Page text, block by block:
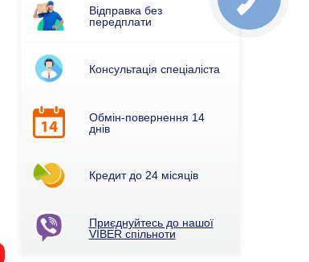
Відправка без
передплати
Консультація спеціаліста
Обмін-повернення 14
днів
Кредит до 24 місяців
Приєднуйтесь до нашої
VIBER спільноти